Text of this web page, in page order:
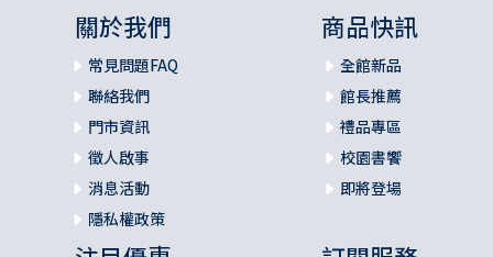
關於我們
常見問題FAQ
聯絡我們
門市資訊
徵人啟事
消息活動
隱私權政策
商品快訊
全館新品
館長推薦
禮品專區
校園書饗
即將登場